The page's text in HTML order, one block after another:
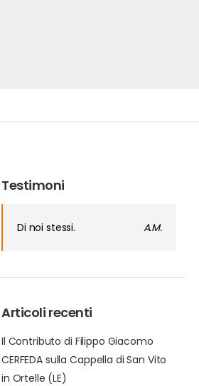
Testimoni
Di noi stessi. A.M.
Articoli recenti
Il Contributo di Filippo Giacomo
CERFEDA sulla Cappella di San Vito
in Ortelle (LE)